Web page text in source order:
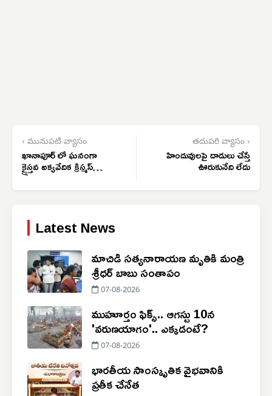
‹ మునుపటి వ్యాసం
ఖానాపూర్ లో ఘనంగా
క్రైస్తవ ఐక్యవేదిక క్రిస్మస్
వేడుకలు
తదుపరి వ్యాసం ›
హిందువులపై దాడులు చేస్తే
ఊరుకునేది లేదు
Latest News
మాచిడి సత్యనారాయణ మృతికి మంత్రి
శ్రీధర్ బాబు సంతాపం
07-08-2026
ముహూర్తం ఫిక్స్.. ఆగస్టు 10న
'వరుణయాగం'.. ఎక్కడంటే?
07-08-2026
భారతీయ సాంస్కృతిక వైభవానికి
ప్రతీక చేనేత